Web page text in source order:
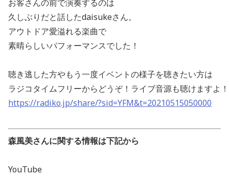
お客さんの前で演奏するのは
久しぶりだと話したdaisukeさん。
アウトドア愛溢れる楽曲で
素晴らしいパフォーマンスでした！
聴き逃した方やもう一度イベントの様子を聴きたい方は
ラジコタイムフリーからどうぞ！ライブ音源も聴けますよ！
https://radiko.jp/share/?sid=YFM&t=20210515050000
森風美さんに関する情報は下記から
YouTube